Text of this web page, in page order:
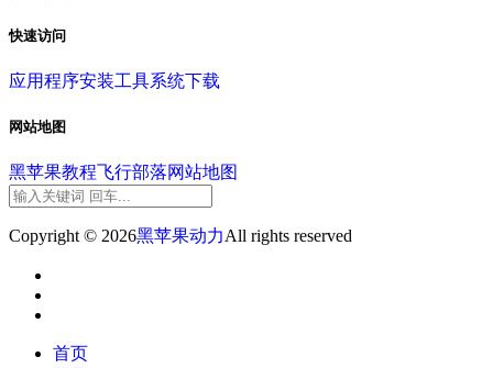
快速访问
应用程序安装工具系统下载
网站地图
黑苹果教程飞行部落网站地图
Copyright © 2026黑苹果动力All rights reserved
首页